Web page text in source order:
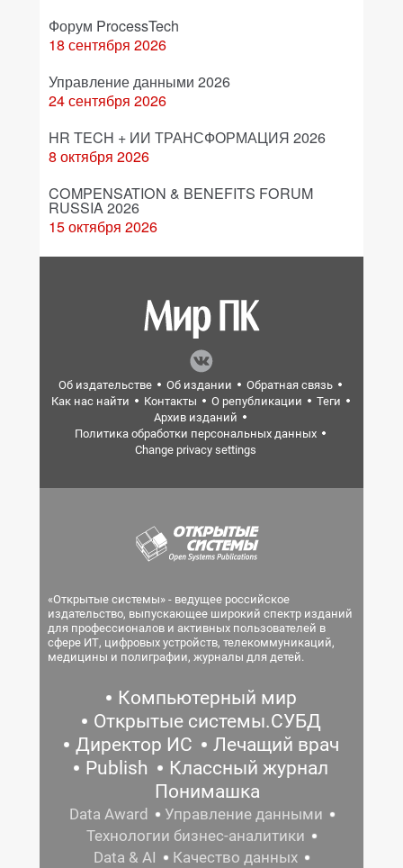
Форум ProcessTech
18 сентября 2026
Управление данными 2026
24 сентября 2026
HR TECH + ИИ ТРАНСФОРМАЦИЯ 2026
8 октября 2026
COMPENSATION & BENEFITS FORUM
RUSSIA 2026
15 октября 2026
Об издательстве Об издании
Обратная связь
Как нас найти
Контакты О републикации
Теги
Архив изданий
Политика обработки персональных данных
Change privacy settings
«Открытые системы» - ведущее российское
издательство, выпускающее широкий спектр изданий
для профессионалов и активных пользователей в
сфере ИТ, цифровых устройств, телекоммуникаций,
медицины и полиграфии, журналы для детей.
Компьютерный мир
Открытые системы.СУБД
Директор ИС
Лечащий врач
Publish
Классный журнал
Понимашка
Data Award
Управление данными
Технологии бизнес-аналитики
Data & AI
Качество данных